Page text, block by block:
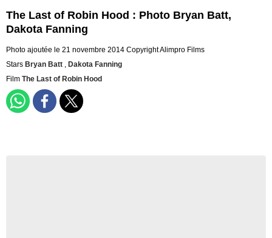
The Last of Robin Hood : Photo Bryan Batt,
Dakota Fanning
Photo ajoutée le 21 novembre 2014 Copyright Alimpro Films
Stars Bryan Batt , Dakota Fanning
Film The Last of Robin Hood